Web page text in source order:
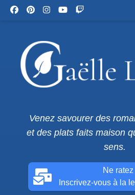
Venez savourer des
et des plats faits maison
sens.
Ne
Inscrivez-vous à la